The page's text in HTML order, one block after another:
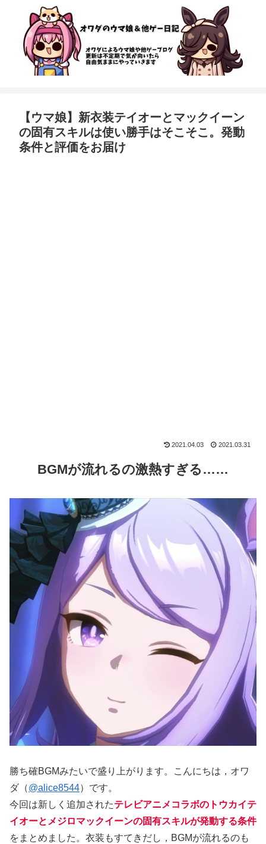
【ウマ娘】新衣装テイオーとマックイーン
の固有スキルは使い勝手はそこそこ。発動
条件と評価をお届け
2021.04.03 2021.03.31
BGMが流れるの激熱すぎる……
勝ち確BGMみたいで盛り上がります。こんにちは，オワ
ダ（@alice8544）です。
今回は新しく追加されたテレビアニメコラボのトウカイテ
イオーとメジロマックイーンの固有スキルが発動する条件
をまとめました。衣装もすてきだし，BGMが流れるのも